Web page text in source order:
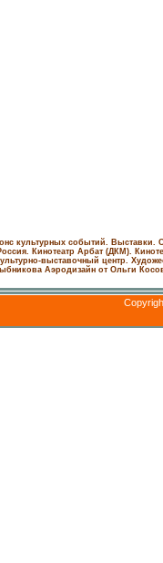
культурных событий. Выставки.
Кинотеатр Арбат (ДКМ).
выставочный центр.
Аэродизайн от Ольги